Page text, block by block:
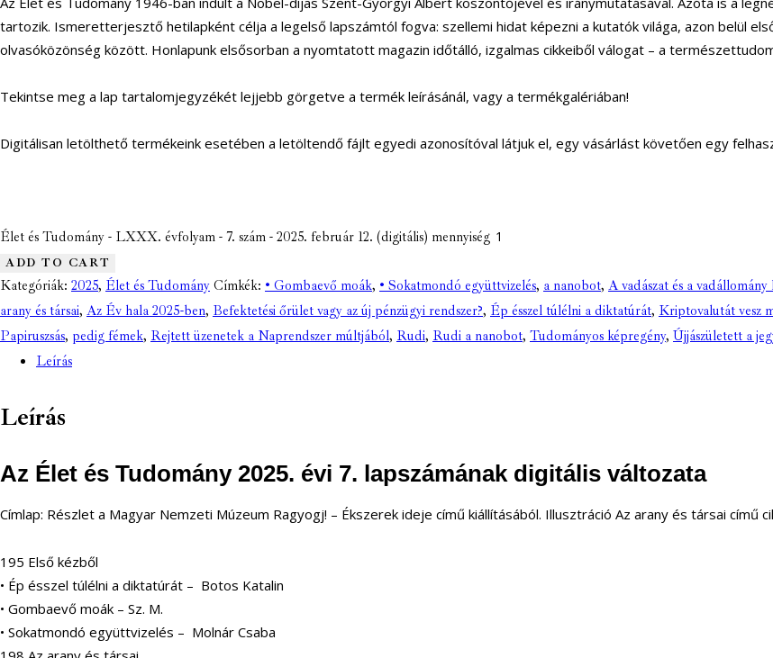
tartozik. Ismeretterjesztő hetilapként célja a legelső lapszámtól fogva: szellemi hidat képezni a kutatók világa, azon belül
olvasóközönség között. Honlapunk elsősorban a nyomtatott magazin időtálló, izgalmas cikkeiből válogat – a
Tekintse meg a lap tartalomjegyzékét lejjebb görgetve a termék leírásánál, vagy a termékgalériában!
Digitálisan letölthető termékeink esetében a letöltendő fájlt egyedi azonosítóval látjuk el, egy vásárlást követően egy
Élet és Tudomány - LXXX. évfolyam - 7. szám - 2025. február 12. (digitális) mennyiség
ADD TO CART
Kategóriák: 2025, Élet és Tudomány Címkék: • Gombaevő moák, • Sokatmondó együttvizelés, a nanobot, A vadászat és a
arany és társai, Az Év hala 2025-ben, Befektetési őrület vagy az új pénzügyi rendszer?, Ép ésszel túlélni a diktatúrát, Kriptovalutát vesz
Papiruszsás, pedig fémek, Rejtett üzenetek a Naprendszer múltjából, Rudi, Rudi a nanobot, Tudományos képregény, Újjászületett a
Leírás
Leírás
Az Élet és Tudomány 2025. évi 7. lapszámának digitális változata
Címlap: Részlet a Magyar Nemzeti Múzeum Ragyogj! – Ékszerek ideje című kiállításából. Illusztráció Az arany és társai című
195 Első kézből
• Ép ésszel túlélni a diktatúrát – Botos Katalin
• Gombaevő moák – Sz. M.
• Sokatmondó együttvizelés – Molnár Csaba